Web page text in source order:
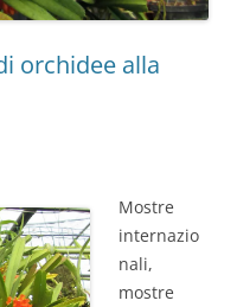
orchidee alla
Mostre
internazio
nali,
mostre